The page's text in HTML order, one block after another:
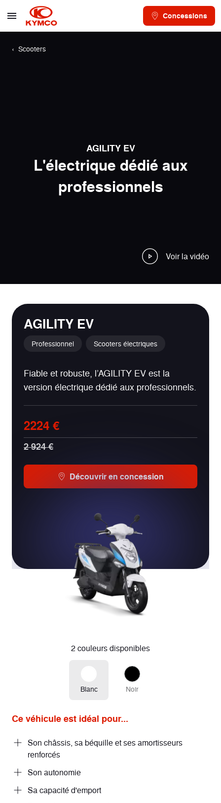
Concessions
Scooters
AGILITY EV
L'électrique dédié aux
professionnels
Voir la vidéo
AGILITY EV
Professionnel Scooters électriques
Fiable et robuste, l’AGILITY EV est la
version électrique dédié aux professionnels.
2224 €
2 924 €
Découvrir en concession
Ce véhicule est idéal pour...
Son châssis, sa béquille et ses amortisseurs
renforcés
Son autonomie
Sa capacité d'emport
2 couleurs disponibles
Blanc Noir